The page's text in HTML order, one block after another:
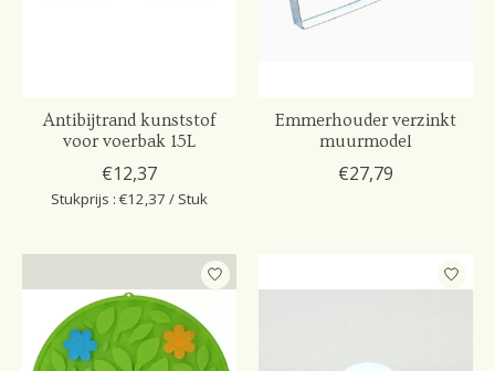
Antibijtrand kunststof
voor voerbak 15L
€12,37
Stukprijs : €12,37 / Stuk
Emmerhouder verzinkt
muurmodel
€27,79